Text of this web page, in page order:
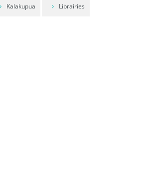
Kalakupua Librairies